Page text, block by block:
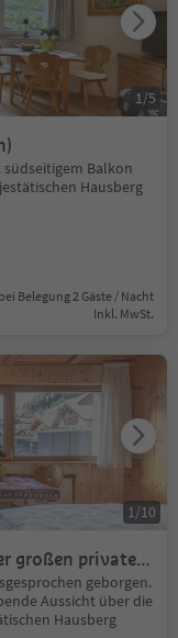
südseitigem Balkon
Hausberg
bei Belegung 2 Gäste / Nacht
Inkl. MwSt.
1/5
großen privaten
geborgen.
Aussicht über die
Hausberg
1/10